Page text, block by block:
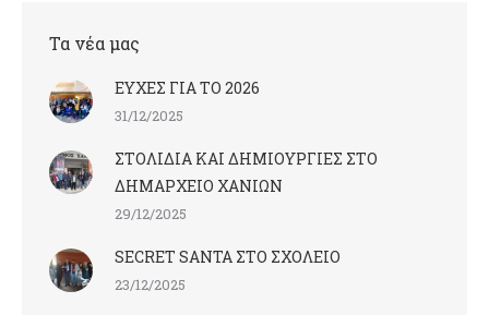
Τα νέα μας
ΕΥΧΕΣ ΓΙΑ ΤΟ 2026
31/12/2025
ΣΤΟΛΙΔΙΑ ΚΑΙ ΔΗΜΙΟΥΡΓΙΕΣ ΣΤΟ
ΔΗΜΑΡΧΕΙΟ ΧΑΝΙΩΝ
29/12/2025
SECRET SANTA ΣΤΟ ΣΧΟΛΕΙΟ
23/12/2025